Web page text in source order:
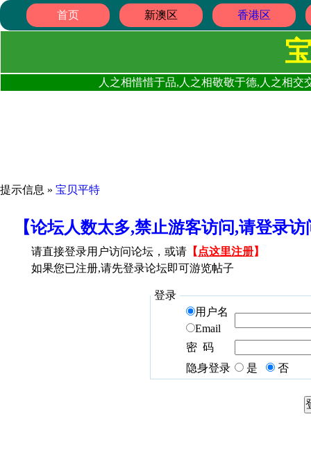
首页 新澳区 香港区
人之相惜惜于品,人之相敬敬于德,人之相
提示信息 » 宝贝平特
【论坛人数太多,禁止游客访问,请登录
请直接登录用户访问论坛，或请 【 点这里注册】
如果您已注册,请先登录论坛即可游览帖子
登录
用户名
Email
密 码
隐身登录
是 否